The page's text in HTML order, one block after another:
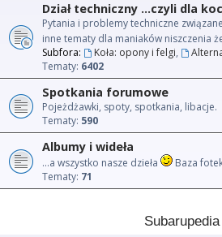
Dział techniczny ...czyli dla
Pytania i problemy techniczne
inne tematy dla maniaków niszczenia
Subfora:
Koła: opony i felgi,
Tematy: 6402
Spotkania forumowe
Pojeżdżawki, spoty, spotkania, libacje.
Tematy: 590
Albumy i wideła
...a wszystko nasze dzieła
Baza
Tematy: 71
Subarupedia